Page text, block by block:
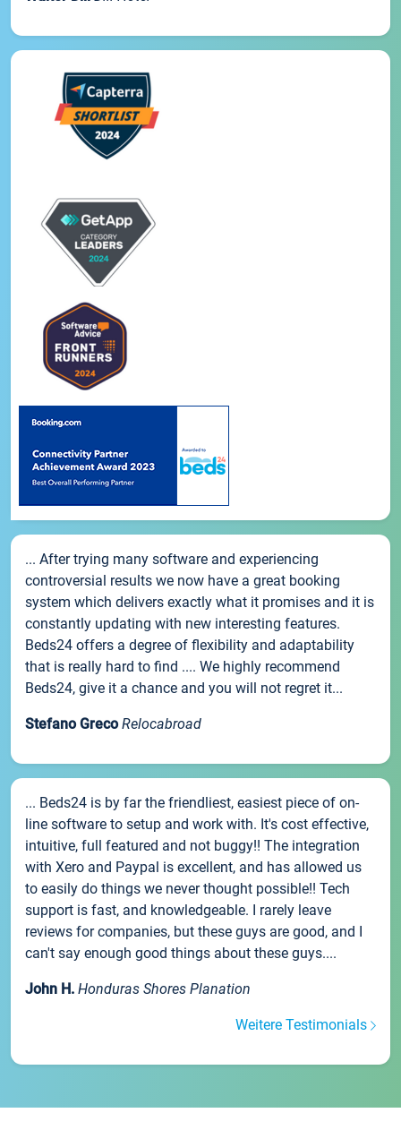
... After trying many software and experiencing
controversial results we now have a great booking
system which delivers exactly what it promises and it is
constantly updating with new interesting features.
Beds24 offers a degree of flexibility and adaptability
that is really hard to find .... We highly recommend
Beds24, give it a chance and you will not regret it...
Stefano Greco Relocabroad
... Beds24 is by far the friendliest, easiest piece of on-
line software to setup and work with. It's cost effective,
intuitive, full featured and not buggy!! The integration
with Xero and Paypal is excellent, and has allowed us
to easily do things we never thought possible!! Tech
support is fast, and knowledgeable. I rarely leave
reviews for companies, but these guys are good, and I
can't say enough good things about these guys....
John H. Honduras Shores Planation
Weitere Testimonials